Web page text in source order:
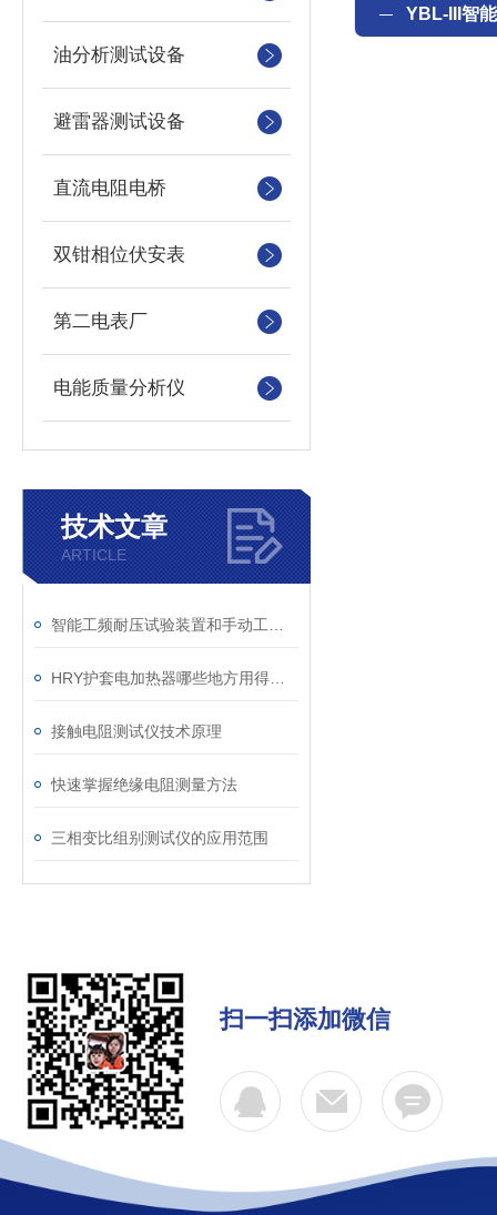
油分析测试设备
避雷器测试设备
直流电阻电桥
双钳相位伏安表
第二电表厂
电能质量分析仪
技术文章
ARTICLE
接触电阻测试仪技术原理
快速掌握绝缘电阻测量方法
三相变比组别测试仪的应用范围
YBL-III智
扫一扫添加微信